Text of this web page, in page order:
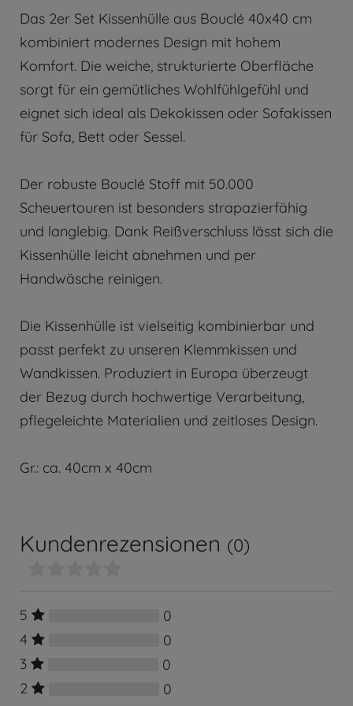
Das 2er Set Kissenhülle aus Bouclé 40x40 cm
kombiniert modernes Design mit hohem
Komfort. Die weiche, strukturierte Oberfläche
sorgt für ein gemütliches Wohlfühlgefühl und
eignet sich ideal als Dekokissen oder Sofakissen
für Sofa, Bett oder Sessel.
Der robuste Bouclé Stoff mit 50.000
Scheuertouren ist besonders strapazierfähig
und langlebig. Dank Reißverschluss lässt sich die
Kissenhülle leicht abnehmen und per
Handwäsche reinigen.
Die Kissenhülle ist vielseitig kombinierbar und
passt perfekt zu unseren Klemmkissen und
Wandkissen. Produziert in Europa überzeugt
der Bezug durch hochwertige Verarbeitung,
pflegeleichte Materialien und zeitloses Design.
Gr.: ca. 40cm x 40cm
Kundenrezensionen (0)
5
0
4
0
3
0
2
0